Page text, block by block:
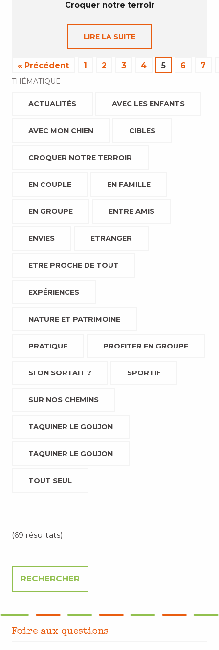
Croquer notre terroir
LIRE LA SUITE
« Précédent 1 2 3 4 5 6 7
THÉMATIQUE
ACTUALITÉS AVEC LES ENFANTS
AVEC MON CHIEN CIBLES
CROQUER NOTRE TERROIR
EN COUPLE EN FAMILLE
EN GROUPE ENTRE AMIS
ENVIES ETRANGER
ETRE PROCHE DE TOUT
EXPÉRIENCES
NATURE ET PATRIMOINE
PRATIQUE PROFITER EN GROUPE
SI ON SORTAIT ? SPORTIF
SUR NOS CHEMINS
TAQUINER LE GOUJON
TAQUINER LE GOUJON
TOUT SEUL
(69 résultats)
Foire aux questions